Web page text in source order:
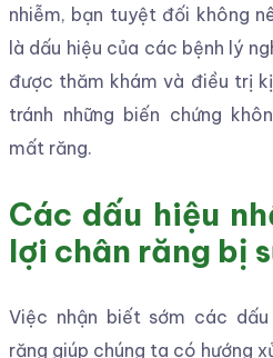
nhiễm, bạn tuyệt đối không
là dấu hiệu của các bệnh lý
được thăm khám và điều trị
tránh những biến chứng
mất răng.
Các dấu hiệu
lợi chân răng bị
Việc nhận biết sớm các
răng giúp chúng ta có hướng